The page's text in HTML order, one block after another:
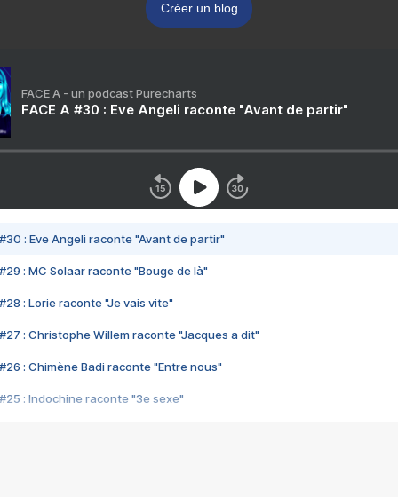
Créer un blog
FACE A - un podcast Purecharts
FACE A #30 : Eve Angeli raconte "Avant de partir"
#30 : Eve Angeli raconte "Avant de partir"
#29 : MC Solaar raconte "Bouge de là"
#28 : Lorie raconte "Je vais vite"
#27 : Christophe Willem raconte "Jacques a dit"
#26 : Chimène Badi raconte "Entre nous"
#25 : Indochine raconte "3e sexe"